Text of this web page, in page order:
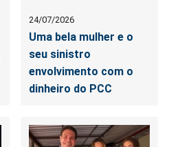
24/07/2026
Uma bela mulher e o
seu sinistro
envolvimento com o
dinheiro do PCC